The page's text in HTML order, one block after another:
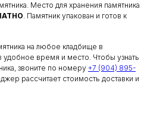
Место для хранения памятника
. Памятник упакован и готов к
на любое кладбище в
удобное время и место. Чтобы узнать
звоните по номеру +7 (904) 895-
рассчитает стоимость доставки и